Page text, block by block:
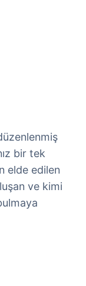
bir tek
elde edilen
ve kimi